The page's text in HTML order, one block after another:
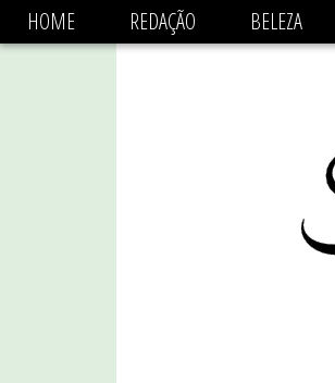
async='async' data-ad-client='ca-
HOME REDAÇÃO BELEZA